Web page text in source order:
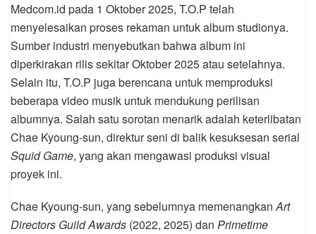
Medcom.id pada 1 Oktober 2025, T.O.P telah
menyelesaikan proses rekaman untuk album studionya.
Sumber industri menyebutkan bahwa album ini
diperkirakan rilis sekitar Oktober 2025 atau setelahnya.
Selain itu, T.O.P juga berencana untuk memproduksi
beberapa video musik untuk mendukung perilisan
albumnya. Salah satu sorotan menarik adalah keterlibatan
Chae Kyoung-sun, direktur seni di balik kesuksesan serial
Squid Game, yang akan mengawasi produksi visual
proyek ini.
Chae Kyoung-sun, yang sebelumnya memenangkanArt
Directors Guild Awards (2022, 2025) dan Primetime